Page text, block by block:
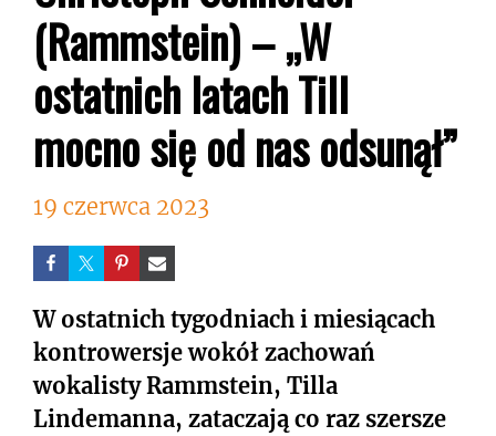
(Rammstein) – „W
ostatnich latach Till
mocno się od nas odsunął”
19 czerwca 2023
W ostatnich tygodniach i miesiącach
kontrowersje wokół zachowań
wokalisty Rammstein, Tilla
Lindemanna, zataczają co raz szersze